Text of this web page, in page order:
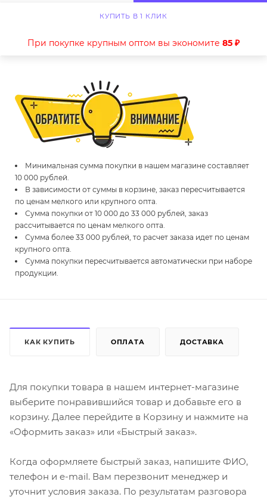
КУПИТЬ В 1 КЛИК
При покупке крупным оптом вы экономите 85 ₽
Минимальная сумма покупки в нашем магазине составляет
10 000 рублей.
В зависимости от суммы в корзине, заказ пересчитывается
по ценам мелкого или крупного опта.
Сумма покупки от 10 000 до 33 000 рублей, заказ
рассчитывается по ценам мелкого опта.
Сумма более 33 000 рублей, то расчет заказа идет по ценам
крупного опта.
Сумма покупки пересчитывается автоматически при наборе
продукции.
КАК КУПИТЬ ОПЛАТА ДОСТАВКА
Для покупки товара в нашем интернет-магазине
выберите понравившийся товар и добавьте его в
корзину. Далее перейдите в Корзину и нажмите на
«Оформить заказ» или «Быстрый заказ».
Когда оформляете быстрый заказ, напишите ФИО,
телефон и e-mail. Вам перезвонит менеджер и
уточнит условия заказа. По результатам разговора